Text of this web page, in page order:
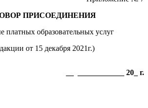
ПРИСОЕДИНЕНИЯ
платных образовательных услуг
от 15 декабря 2021г.)
__ ____________ 20_ г.